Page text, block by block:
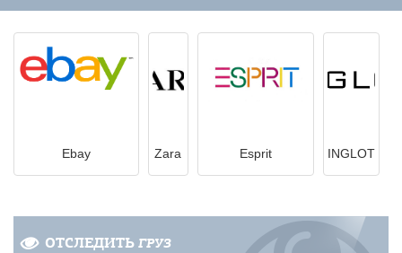
Ebay Zara Esprit INGLOT
ОТСЛЕДИТЬ ГРУЗ